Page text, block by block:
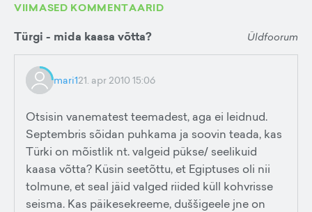
VIIMASED KOMMENTAARID
Türgi - mida kaasa võtta? Üldfoorum
mari121. apr 2010 15:06
Otsisin vanematest teemadest, aga ei leidnud.
Septembris sõidan puhkama ja soovin teada, kas
Türki on mõistlik nt. valgeid pükse/ seelikuid
kaasa võtta? Küsin seetõttu, et Egiptuses oli nii
tolmune, et seal jäid valged riided küll kohvrisse
seisma. Kas päikesekreeme, duššigeele jne on